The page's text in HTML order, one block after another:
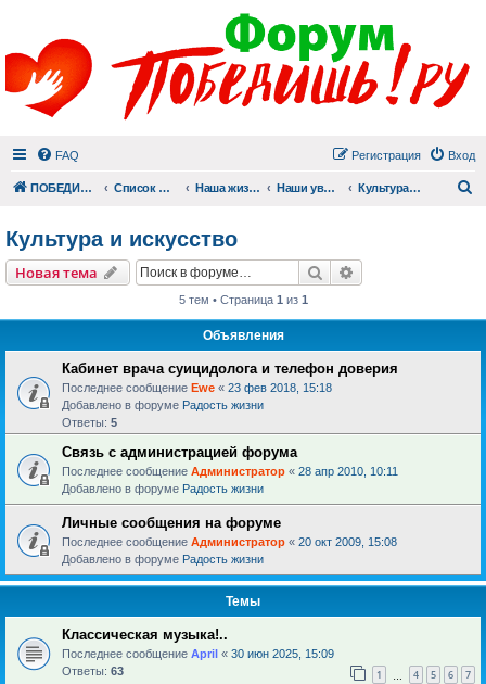
FAQ Вход
Регистрация
ПОБЕДИШЬ.РУ Список форумов Наша жизнь (не всё же о суициде!) Наши увлечения Культура и искусство
Культура и искусство
Новая тема Поиск
5 тем • Страница 1 из 1
Объявления
Кабинет врача суицидолога и телефон доверия
Последнее сообщение Ewe « 23 фев 2018, 15:18
Добавлено в форуме Радость жизни
Ответы: 5
Связь с администрацией форума
Последнее сообщение Администратор « 28 апр 2010, 10:11
Добавлено в форуме Радость жизни
Личные сообщения на форуме
Последнее сообщение Администратор « 20 окт 2009, 15:08
Добавлено в форуме Радость жизни
Темы
Классическая музыка!..
Последнее сообщение April « 30 июн 2025, 15:09
Ответы: 63 1 4 5 6 7